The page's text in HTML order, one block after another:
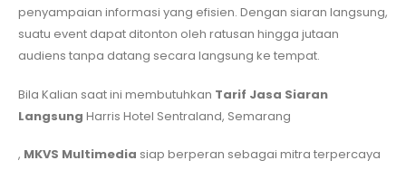
penyampaian informasi yang efisien. Dengan siaran langsung,
suatu event dapat ditonton oleh ratusan hingga jutaan
audiens tanpa datang secara langsung ke tempat.
Bila Kalian saat ini membutuhkan Tarif Jasa Siaran
Langsung Harris Hotel Sentraland, Semarang
, MKVS Multimedia siap berperan sebagai mitra terpercaya